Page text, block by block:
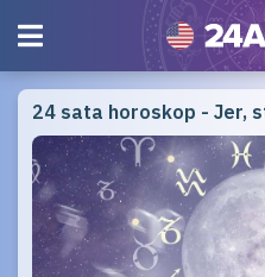
24 sata horoskop - Jer,